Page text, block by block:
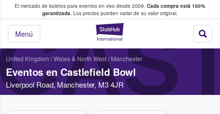
El mercado de boletos para eventos en vivo desde 2009. Cada compra está 100%
garantizada. Los precios pueden variar de su valor original.
StubHub: donde
Menú
fans compran y venden boletos
United Kingdom /Wales & North West/ Manchester
Eventos en Castlefield Bowl
Liverpool Road, Manchester, M3 4JR